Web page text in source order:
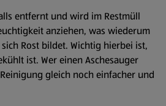
entfernt und wird im Restmüll
anziehen, was wiederum
Rost bildet. Wichtig hierbei ist,
ist. Wer einen Aschesauger
gleich noch einfacher und